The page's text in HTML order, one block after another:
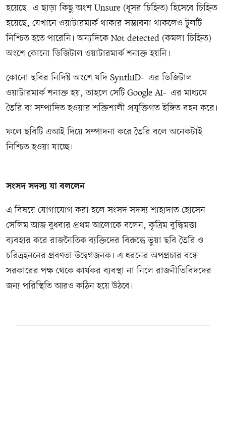
হয়েছে। এ ছাড়া কিছু অংশ Unsure (ধূসর চিহ্নিত) হিসেবে চিহ্নিত
হয়েছে, যেখানে ওয়াটারমার্ক থাকার সম্ভাবনা থাকলেও টুলটি
নিশ্চিত হতে পারেনি। অন্যদিকে Not detected (কমলা চিহ্নিত)
অংশে কোনো ডিজিটাল ওয়াটারমার্ক শনাক্ত হয়নি।
কোনো ছবির নির্দিষ্ট অংশে যদি SynthID-এর ডিজিটাল
ওয়াটারমার্ক শনাক্ত হয়, তাহলে সেটি Google AI-এর মাধ্যমে
তৈরি বা সম্পাদিত হওয়ার শক্তিশালী প্রযুক্তিগত ইঙ্গিত বহন করে।
ফলে ছবিটি এআই দিয়ে সম্পাদনা করে তৈরি বলে অনেকটাই
নিশ্চিত হওয়া যাচ্ছে।
সংসদ সদস্য যা বললেন
এ বিষয়ে যোগাযোগ করা হলে সংসদ সদস্য শাহাদাত হোসেন
সেলিম আজ বুধবার প্রথম আলোকে বলেন, কৃত্রিম বুদ্ধিমত্তা
ব্যবহার করে রাজনৈতিক ব্যক্তিদের বিরুদ্ধে ভুয়া ছবি তৈরি ও
চরিত্রহননের প্রবণতা উদ্বেগজনক। এ ধরনের অপপ্রচার বন্ধে
সরকারের পক্ষ থেকে কার্যকর ব্যবস্থা না নিলে রাজনীতিবিদদের
জন্য পরিস্থিতি আরও কঠিন হয়ে উঠবে।